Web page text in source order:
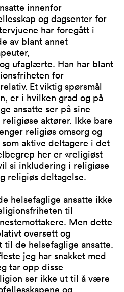
innenfor
og dagsenter for
har foregått i
av blant annet
ufaglærte. Han har blant
for
Etviktig spørsmål
er i hvilken grad og på
ansatte ser på sine
aktører. Ikke bare
religiøs omsorg og
aktive deltagere i det
her er «religiøst
si inkludering i religiøse
religiøs deltagelse.
helsefaglige ansatte ikke
til
Men dette
oversett og
de helsefaglige ansatte.
jeg har snakket med
tar opp disse
ser ikke ut til å være
og